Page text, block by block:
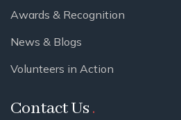
Awards & Recognition
News & Blogs
Volunteers in Action
Contact Us